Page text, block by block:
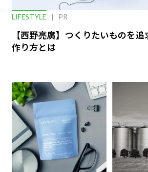
LIFESTYLE PR
【西野亮廣】つくりたいものを
作り方とは